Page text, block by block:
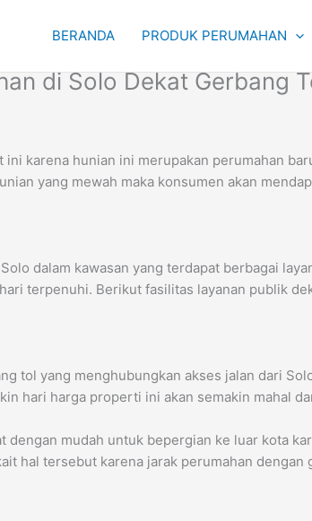
BERANDA PRODUK PERUMAHAN
di Solo Dekat Gerbang
karena hunian ini merupakan perumahan
yang mewah maka konsumen akan
dalam kawasan yang terdapat berbagai
terpenuhi. Berikut fasilitas layanan publik
tol yang menghubungkan akses jalan dari
hari harga properti ini akan semakin mahal
dengan mudah untuk bepergian ke luar kota
hal tersebut karena jarak perumahan